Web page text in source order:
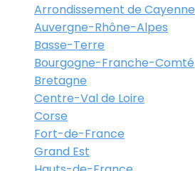
Arrondissement de Cayenne
Auvergne-Rhône-Alpes
Basse-Terre
Bourgogne-Franche-Comté
Bretagne
Centre-Val de Loire
Corse
Fort-de-France
Grand Est